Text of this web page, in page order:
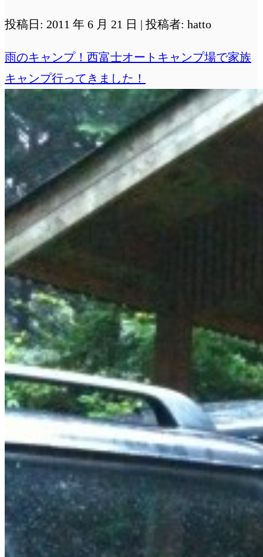
投稿日: 2011 年 6 月 21 日 | 投稿者: hatto
雨のキャンプ！西富士オートキャンプ場で家族
キャンプ行ってきました！